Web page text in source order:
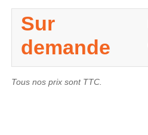
Sur
demande
Tous nos prix sont TTC.